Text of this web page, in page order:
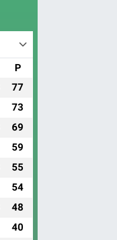
P
77
73
69
59
55
54
48
40